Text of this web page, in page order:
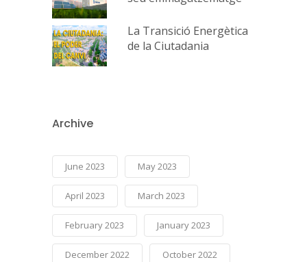
La Transició Energètica
de la Ciutadania
Archive
June 2023 May 2023
April 2023 March 2023
February 2023 January 2023
December 2022 October 2022